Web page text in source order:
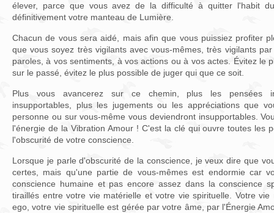
élever, parce que vous avez de la difficulté à quitter l'habit
définitivement votre manteau de Lumière.
Chacun de vous sera aidé, mais afin que vous puissiez profiter
que vous soyez très vigilants avec vous-mêmes, très vigilants
paroles, à vos sentiments, à vos actions ou à vos actes. Évitez le
sur le passé, évitez le plus possible de juger qui que ce soit.
Plus vous avancerez sur ce chemin, plus les pensées
insupportables, plus les jugements ou les appréciations que
personne ou sur vous-même vous deviendront insupportables.
l'énergie de la Vibration Amour ! C'est la clé qui ouvre toutes les
l'obscurité de votre conscience.
Lorsque je parle d'obscurité de la conscience, je veux dire que
certes, mais qu'une partie de vous-mêmes est endormie car
conscience humaine et pas encore assez dans la conscience
tiraillés entre votre vie matérielle et votre vie spirituelle. Votre
ego, votre vie spirituelle est gérée par votre âme, par l'Énergie